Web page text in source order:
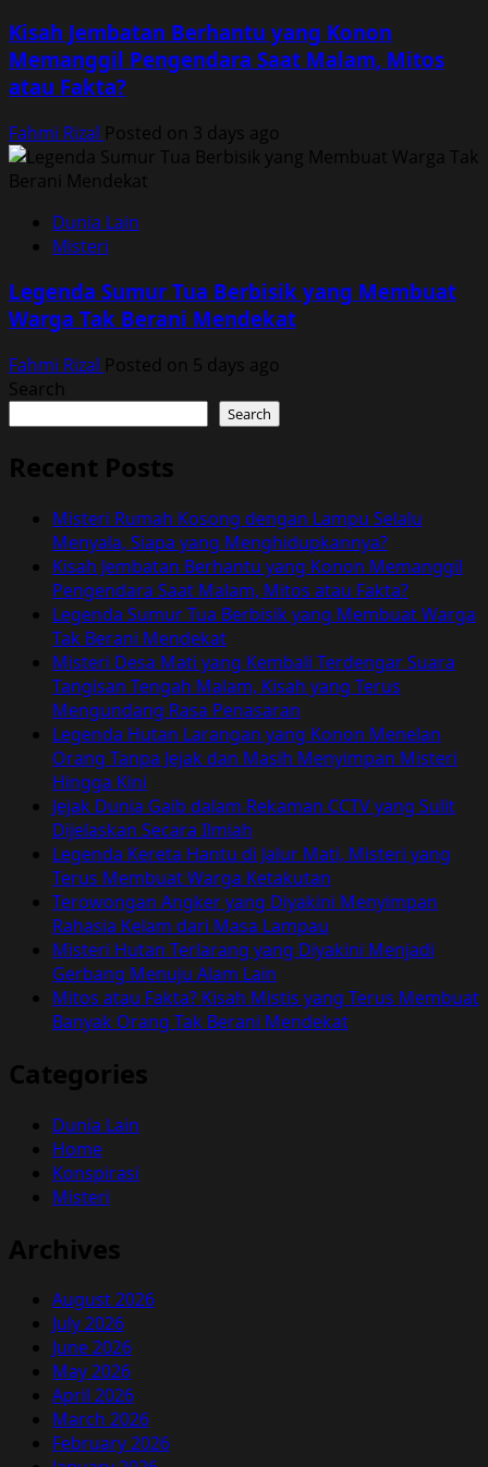
Kisah Jembatan Berhantu yang Konon
Memanggil Pengendara Saat Malam, Mitos
atau Fakta?
Fahmi Rizal Posted on 3 days ago
Dunia Lain
Misteri
Legenda Sumur Tua Berbisik yang Membuat
Warga Tak Berani Mendekat
Fahmi Rizal Posted on 5 days ago
Search
Search
Recent Posts
Misteri Rumah Kosong dengan Lampu Selalu
Menyala, Siapa yang Menghidupkannya?
Kisah Jembatan Berhantu yang Konon Memanggil
Pengendara Saat Malam, Mitos atau Fakta?
Legenda Sumur Tua Berbisik yang Membuat Warga
Tak Berani Mendekat
Misteri Desa Mati yang Kembali Terdengar Suara
Tangisan Tengah Malam, Kisah yang Terus
Mengundang Rasa Penasaran
Legenda Hutan Larangan yang Konon Menelan
Orang Tanpa Jejak dan Masih Menyimpan Misteri
Hingga Kini
Jejak Dunia Gaib dalam Rekaman CCTV yang Sulit
Dijelaskan Secara Ilmiah
Legenda Kereta Hantu di Jalur Mati, Misteri yang
Terus Membuat Warga Ketakutan
Terowongan Angker yang Diyakini Menyimpan
Rahasia Kelam dari Masa Lampau
Misteri Hutan Terlarang yang Diyakini Menjadi
Gerbang Menuju Alam Lain
Mitos atau Fakta? Kisah Mistis yang Terus Membuat
Banyak Orang Tak Berani Mendekat
Categories
Dunia Lain
Home
Konspirasi
Misteri
Archives
August 2026
July 2026
June 2026
May 2026
April 2026
March 2026
February 2026